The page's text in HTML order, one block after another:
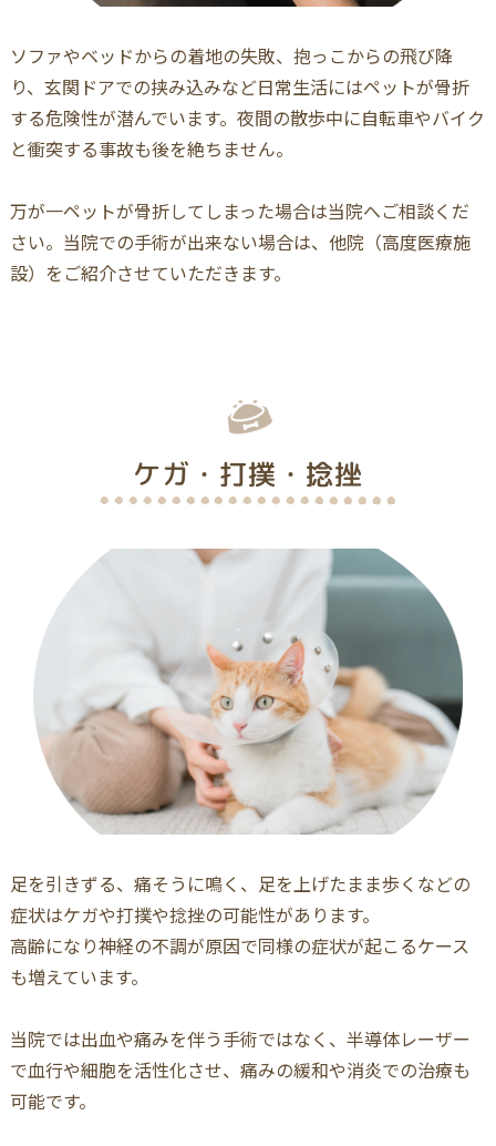
ソファやベッドからの着地の失敗、抱っこからの飛び降
り、玄関ドアでの挟み込みなど日常生活にはペットが骨折
する危険性が潜んでいます。夜間の散歩中に自転車やバイク
と衝突する事故も後を絶ちません。
万が一ペットが骨折してしまった場合は当院へご相談くだ
さい。当院での手術が出来ない場合は、他院（高度医療施
設）をご紹介させていただきます。
ケガ・打撲・捻挫
足を引きずる、痛そうに鳴く、足を上げたまま歩くなどの
症状はケガや打撲や捻挫の可能性があります。
高齢になり神経の不調が原因で同様の症状が起こるケース
も増えています。
当院では出血や痛みを伴う手術ではなく、半導体レーザー
で血行や細胞を活性化させ、痛みの緩和や消炎での治療も
可能です。